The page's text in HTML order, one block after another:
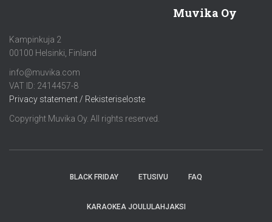
Muvika Oy
Kampinkuja 2
00100 Helsinki, Finland
info@muvika.com
VAT ID: 2414457-8
Privacy statement / Rekisteriseloste
Copyright Muvika Oy. All rights reserved.
BLACK FRIDAY ETUSIVU FAQ
KARAOKEA JOULULAHJAKSI